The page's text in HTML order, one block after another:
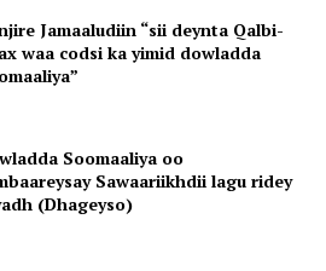
Jamaaludiin “sii deynta Qalbi-
waa codsi ka yimid dowladda
Soomaaliya oo
Sawaariikhdii lagu ridey
(Dhageyso)